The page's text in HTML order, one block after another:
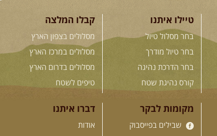
26.08-02.09.2026 - גאורגיה,
חבל סוונטי: מסע אל ארץ
המגדלים של הקווקז
הקווקז הגבוה מחכה לכם: נתיבי שטח
[המשך]
23-29.09.2026
- סוכות – טיול
ג'יפים גאורגיה: שטח פראי, לב
טיילו איתנו
בחר מסלול טיול
בחר טיול מודרך
בחר הדרכת נהיגה
קורס נהיגת שטח
קבלו המלצה
מסלולים בצפון הארץ
מסלולים במרכז הארץ
מסלולים בדרום הארץ
טיפים לשטח
מקומות לבקר
שבילים בפייסבוק
דברו איתנו
אודות